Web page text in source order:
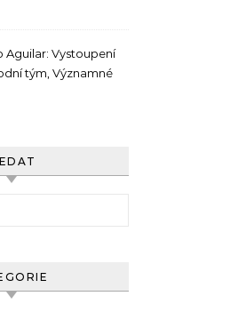
Aguilar: Vystoupení
tým, Významné